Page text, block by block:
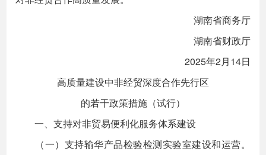
湖南省商务厅
湖南省财政厅
2025年2月14日
高质量建设中非经贸深度合作先行区
的若干政策措施（试行）
一、支持对非贸易便利化服务体系建设
（一）支持输华产品检验检测实验室建设和运营。